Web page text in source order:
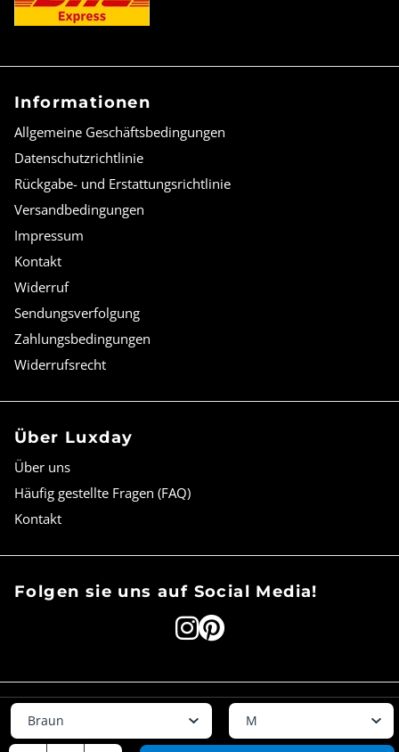
Informationen
Allgemeine Geschäftsbedingungen
Datenschutzrichtlinie
Rückgabe- und Erstattungsrichtlinie
Versandbedingungen
Impressum
Kontakt
Widerruf
Sendungsverfolgung
Zahlungsbedingungen
Widerrufsrecht
Über Luxday
Über uns
Häufig gestellte Fragen (FAQ)
Kontakt
Folgen sie uns auf Social Media!
Copyright © 2026 Luxday
Zahlungsmethoden
Farbe Größe